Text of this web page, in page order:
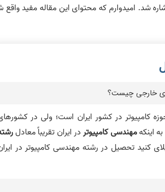
شد. امیدوارم که محتوای این مقاله مفید واقع
خارجی چیست؟
کامپیوتر در کشور ایران است؛ ولی در
اینکهمهندسی کامپیوتردر ایران تقریباً معادل
کنید تحصیل در رشته مهندسی کامپیوتر در